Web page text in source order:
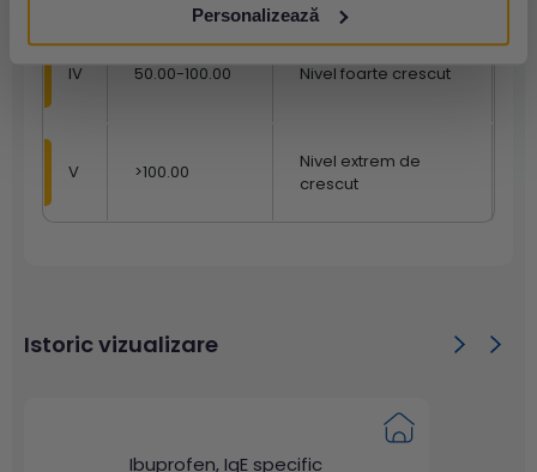
Personalizează
IV 50.00-100.00 Nivel foarte crescut
V >100.00
Nivel extrem de
crescut
Istoric vizualizare
Ibuprofen, IgE specific